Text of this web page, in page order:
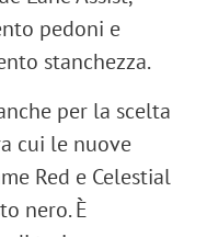
pedoni e
stanchezza.
per la scelta
cui le nuove
Red e Celestial
nero. È